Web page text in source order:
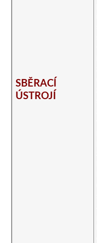
SBĚRACÍ
ÚSTROJÍ